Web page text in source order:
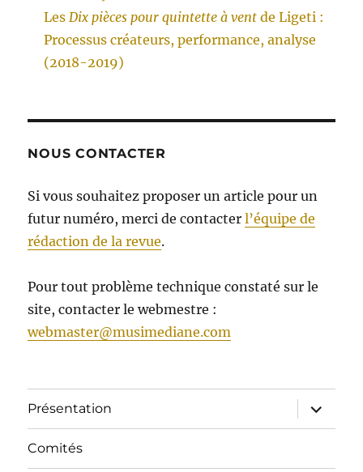
Les Dix pièces pour quintette à vent de Ligeti :
Processus créateurs, performance, analyse
(2018-2019)
NOUS CONTACTER
Si vous souhaitez proposer un article pour un
futur numéro, merci de contacterl’équipe de
rédaction de la revue.
Pour tout problème technique constaté sur le
site, contacter le webmestre :
webmaster@musimediane.com
Présentation
ouvrir
le
sous-
Comités